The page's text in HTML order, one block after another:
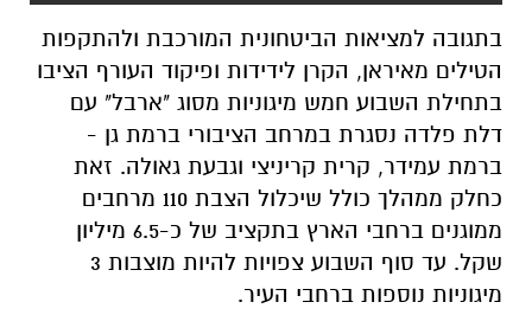
בתגובה למציאות הביטחונית המורכבת ולהתקפות
הטילים מאיראן, הקרן לידידות ופיקוד העורף הציבו
בתחילת השבוע חמש מיגוניות מסוג "ארבל" עם
דלת פלדה נסגרת במרחב הציבורי ברמת גן -
ברמת עמידר, קרית קריניצי וגבעת גאולה. זאת
כחלק ממהלך כולל שיכלול הצבת 110 מרחבים
ממוגנים ברחבי הארץ בתקציב של כ-6.5 מיליון
שקל. עד סוף השבוע צפויות להיות מוצבות 3
מיגוניות נוספות ברחבי העיר.